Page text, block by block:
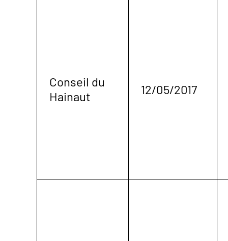
Conseil du
Hainaut
12/05/2017